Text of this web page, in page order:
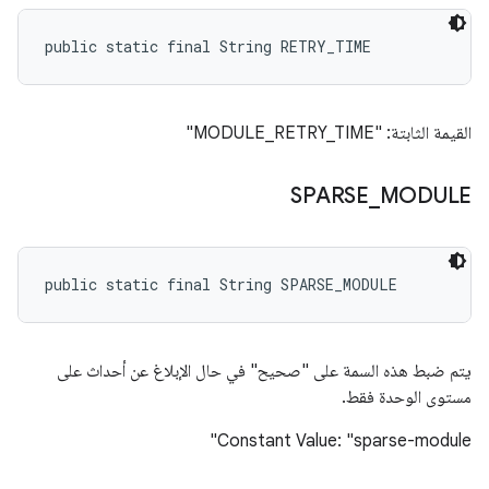
public static final String RETRY_TIME
القيمة الثابتة: "MODULE_RETRY_TIME"
SPARSE MODULE
public static final String SPARSE_MODULE
يتم ضبط هذه السمة على "صحيح" في حال الإبلاغ عن أحداث على
مستوى الوحدة فقط.
Constant Value: "sparse-module"